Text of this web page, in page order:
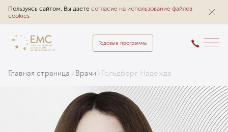
Пользуясь сайтом, Вы даете согласие на использование файлов
cookies
Годовые программы
Главная страница Врачи Гольдберг Надежда